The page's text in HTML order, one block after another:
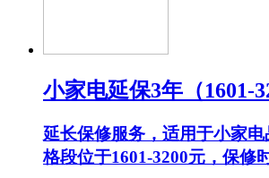
小家电延保3年（1601-
延长保修服务，适用于小家
格段位于1601-3200元，保修